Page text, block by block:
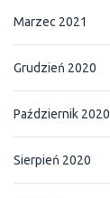
Marzec 2021
Grudzień 2020
Październik 2020
Sierpień 2020